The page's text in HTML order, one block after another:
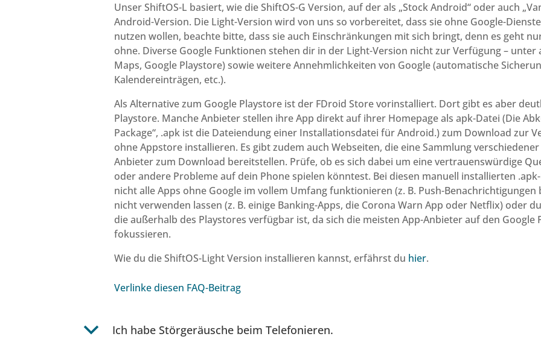
Unser ShiftOS-L basiert, wie die ShiftOS-G Version, auf der als „Stock Android“ oder auch
Android-Version. Die Light-Version wird von uns so vorbereitet, dass sie ohne Google-
nutzen wollen, beachte bitte, dass sie auch Einschränkungen mit sich bringt, denn es geht
ohne. Diverse Google Funktionen stehen dir in der Light-Version nicht zur Verfügung – unter
Maps, Google Playstore) sowie weitere Annehmlichkeiten von Google (automatische
Kalendereinträgen, etc.).
Als Alternative zum Google Playstore ist der FDroid Store vorinstalliert. Dort gibt es aber
Playstore. Manche Anbieter stellen ihre App direkt auf ihrer Homepage als apk-Datei (Die
Package“, .apk ist die Dateiendung einer Installationsdatei für Android.) zum Download zur
ohne Appstore installieren. Es gibt zudem auch Webseiten, die eine Sammlung
Anbieter zum Download bereitstellen. Prüfe, ob es sich dabei um eine vertrauenswürdige
oder andere Probleme auf dein Phone spielen könntest. Bei diesen manuell installierten
nicht alle Apps ohne Google im vollem Umfang funktionieren (z. B. Push-Benachrichtigungen
nicht verwenden lassen (z. B. einige Banking-Apps, die Corona Warn App oder Netflix) oder
die außerhalb des Playstores verfügbar ist, da sich die meisten App-Anbieter auf den Google
fokussieren.
Wie du die ShiftOS-Light Version installieren kannst, erfährst du hier.
Verlinke diesen FAQ-Beitrag
b Ich habe Störgeräusche beim Telefonieren.